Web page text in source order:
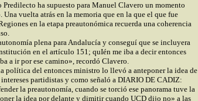
ha supuesto para Manuel Clavero un momento
Una vuelta atrás en la memoria que en la que el que fue
en la etapa preautonómica recuerda una coherencia
plena para Andalucía y conseguí que se incluyera
en el artículo 151; quIén me iba a decir entonces
a ir por ese camino», recordó Clavero.
política del entonces ministro lo llevó a anteponer la idea de
partidistas y como señaló a DIARIO DE CADIZ:
la preautonomía, cuando se torció ese panorama tuve la
la idea por delante y dimitir cuando UCD dijo no» a las